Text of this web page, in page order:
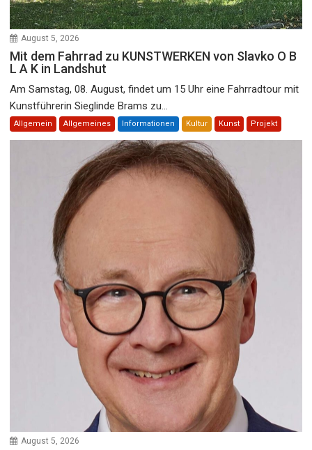
August 5, 2026
Mit dem Fahrrad zu KUNSTWERKEN von Slavko O B
L A K in Landshut
Am Samstag, 08. August, findet um 15 Uhr eine Fahrradtour mit
Kunstführerin Sieglinde Brams zu...
Allgemein Allgemeines Informationen Kultur Kunst Projekt
August 5, 2026